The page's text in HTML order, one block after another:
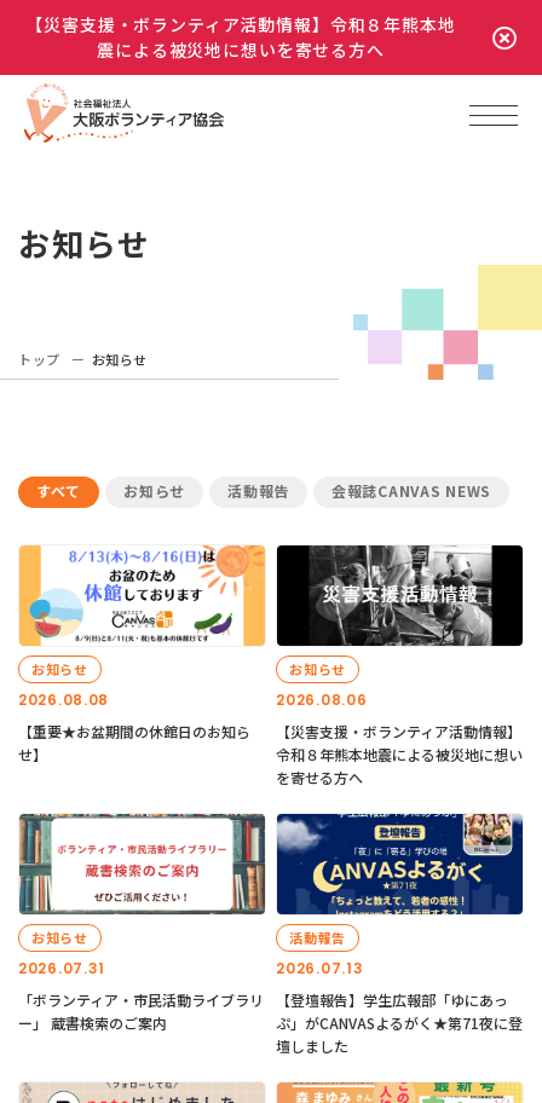
【災害支援・ボランティア活動情報】令和８年熊本地
震による被災地に想いを寄せる方へ
お知らせ
トップ お知らせ
すべて お知らせ 活動報告 会報誌CANVAS NEWS
2026.08.08
お知らせ
【重要★お盆期間の休館日のお知ら
せ】
2026.08.06
お知らせ
【災害支援・ボランティア活動情報】
令和８年熊本地震による被災地に想い
を寄せる方へ
2026.07.31
お知らせ
「ボランティア・市民活動ライブラリ
ー」 蔵書検索のご案内
2026.07.13
活動報告
【登壇報告】学生広報部「ゆにあっ
ぷ」がCANVASよるがく★第71夜に登
壇しました